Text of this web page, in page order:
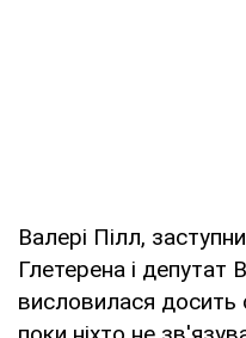
Валері Пілл,
Глетерена і депутат
висловилася